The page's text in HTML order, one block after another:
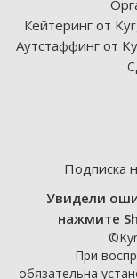
Кейтеринг от
Аутстаффинг от
Подписка
Увидели
нажмите
При
обязательна